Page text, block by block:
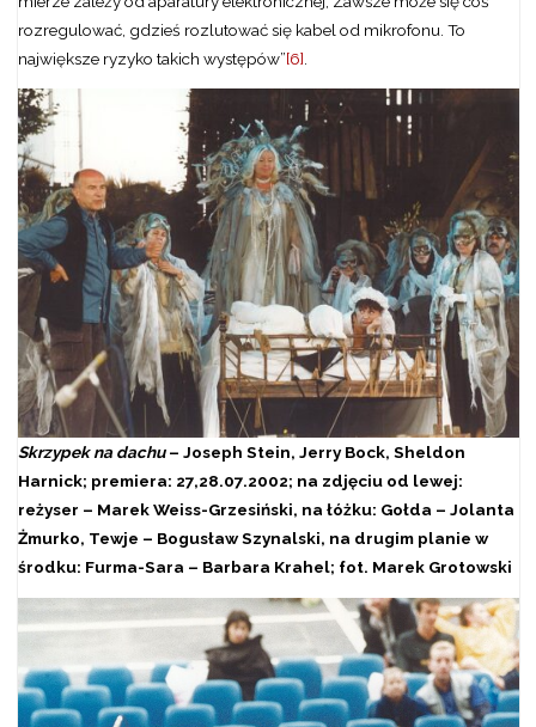
rozregulować, gdzieś rozlutować się kabel od mikrofonu. To
największe ryzyko takich występów”[6]
Skrzypek na dachu– Joseph Stein, Jerry Bock, Sheldon
Harnick; premiera: 27,28.07.2002; na zdjęciu od lewej:
reżyser – Marek Weiss-Grzesiński, na łóżku: Gołda – Jolanta
Żmurko, Tewje – Bogusław Szynalski, na drugim planie w
środku: Furma-Sara – Barbara Krahel; fot. Marek Grotowski